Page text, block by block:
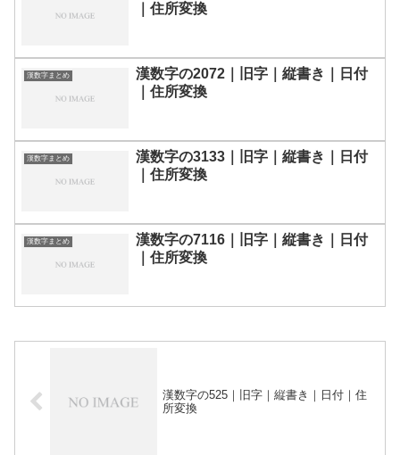
｜住所変換
漢数字まとめ
漢数字の2072｜旧字｜縦書き｜日付
｜住所変換
漢数字まとめ
漢数字の3133｜旧字｜縦書き｜日付
｜住所変換
漢数字まとめ
漢数字の7116｜旧字｜縦書き｜日付
｜住所変換
漢数字の525｜旧字｜縦書き｜日付｜住
所変換